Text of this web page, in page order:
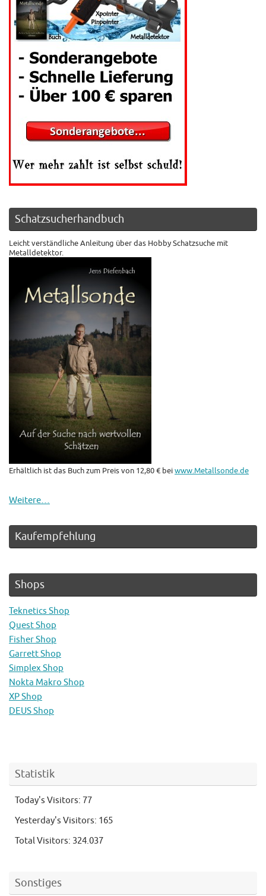
Schatzsucherhandbuch
Leicht verständliche Anleitung über das Hobby Schatzsuche mit
Metalldetektor.
Erhältlich ist das Buch zum Preis von 12,80 € beiwww.Metallsonde.de
Weitere…
Kaufempfehlung
Shops
Teknetics Shop
Quest Shop
Fisher Shop
Garrett Shop
Simplex Shop
Nokta Makro Shop
XP Shop
DEUS Shop
Statistik
Today's Visitors: 77
Yesterday's Visitors: 165
Total Visitors: 324.037
Sonstiges